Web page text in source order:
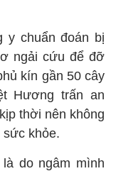
chuẩn đoán bị
ngải cứu để đỡ
kín gần 50 cây
Hương trấn an
thời nên không
khỏe.
do ngâm mình